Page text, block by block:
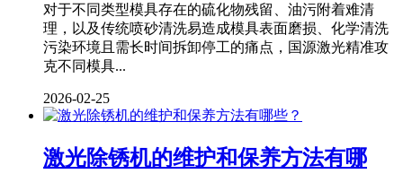
对于不同类型模具存在的硫化物残留、油污附着难清
理，以及传统喷砂清洗易造成模具表面磨损、化学清洗
污染环境且需长时间拆卸停工的痛点，国源激光精准攻
克不同模具...
2026-02-25
激光除锈机的维护和保养方法有哪